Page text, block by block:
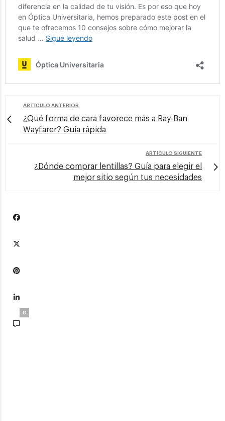
ARTÍCULO ANTERIOR
¿Qué forma de cara favorece más a Ray-Ban
Wayfarer? Guía rápida
ARTÍCULO SIGUIENTE
¿Dónde comprar lentillas? Guía para elegir el
mejor sitio según tus necesidades
0